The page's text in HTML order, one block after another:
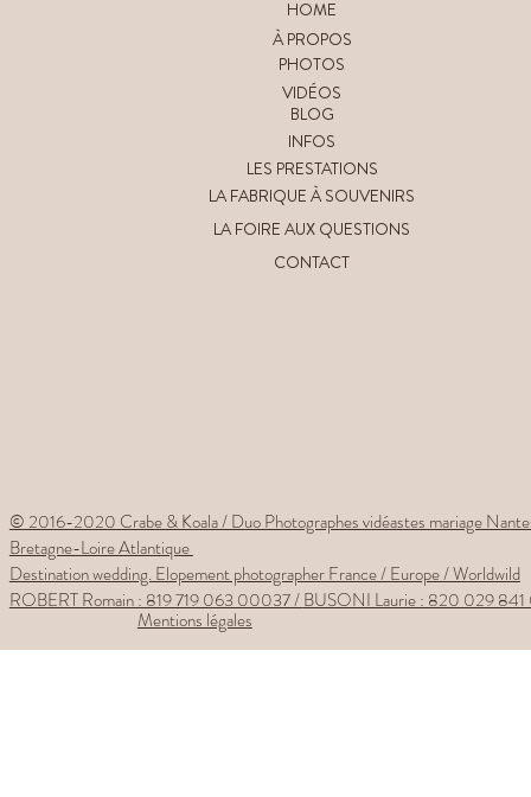
INFOS
LES PRESTATIONS
LA FABRIQUE À SOUVENIRS
LA FOIRE AUX QUESTIONS
CONTACT
BLOG
VIDÉOS
PHOTOS
À PROPOS
HOME
© 2016-2020 Crabe & Koala / Duo Photographes vidéastes mariage
Bretagne-Loire Atlantique
Destination wedding. Elopement photographer France / Europe / Worldwild
ROBERT Romain : 819 719 063 00037 /BUSONI Laurie : 820 029
Mentions légales